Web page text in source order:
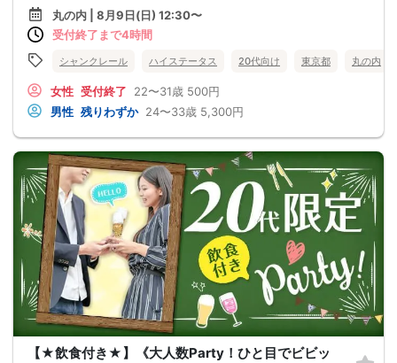
丸の内 | 8月9日(日) 12:30〜
受付終了まで4時間
シャンクレール ハイステータス 20代向け 東京都 丸の内
女性 受付終了 22〜31歳 500円
男性 残りわずか 24〜33歳 5,300円
【★飲食付き★】《大人数Party！ひと目でビビッ